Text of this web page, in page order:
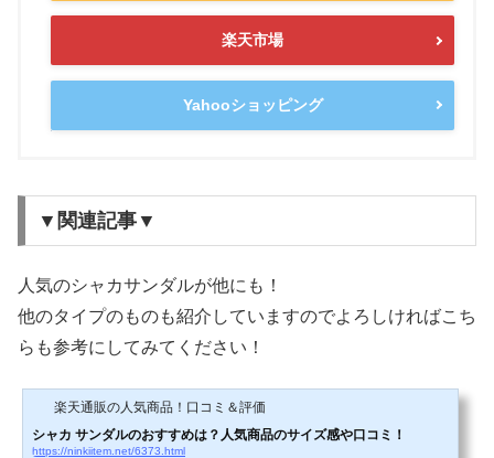
楽天市場
Yahooショッピング
▼関連記事▼
人気のシャカサンダルが他にも！
他のタイプのものも紹介していますのでよろしければこち
らも参考にしてみてください！
楽天通販の人気商品！口コミ＆評価
シャカ サンダルのおすすめは？人気商品のサイズ感や口コミ！
https://ninkiitem.net/6373.html